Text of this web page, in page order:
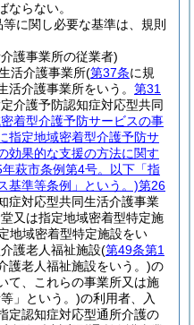
ならない。
に関し必要な基準は、規則
護事業所の従業者)
活介護事業所(第37条に規
活介護事業所をいう。 第31
介護予防認知症対応型共同
着型介護予防サービスの事
指定地域密着型介護予防サ
効果的な支援の方法に関す
萩市条例第4号。以下「指
基準等条例」という。)第26
症対応型共同生活介護事業
又は指定地域密着型特定施
地域密着型特定施設をい
護老人福祉施設(第49条第1
護老人福祉施設をいう。)の
て、これらの事業所又は施
」という。)の利用者、入
定認知症対応型通所介護の